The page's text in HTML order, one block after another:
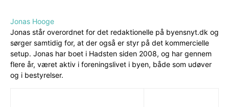
Jonas Hooge
Jonas står overordnet for det redaktionelle på byensnyt.dk og
sørger samtidig for, at der også er styr på det kommercielle
setup. Jonas har boet i Hadsten siden 2008, og har gennem
flere år, været aktiv i foreningslivet i byen, både som udøver
og i bestyrelser.